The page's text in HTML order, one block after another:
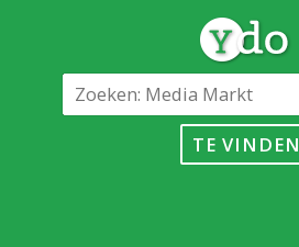
TE VINDEN